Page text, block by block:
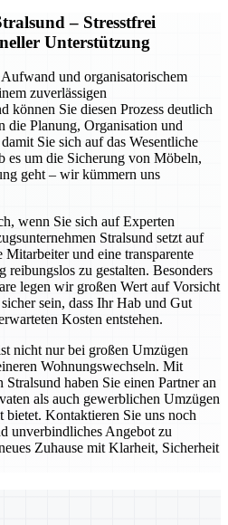
– Stresstfrei
Unterstützung
und organisatorischem
zuverlässigen
können Sie diesen Prozess deutlich
die Planung, Organisation und
Sie sich auf das Wesentliche
es um die Sicherung von Möbeln,
geht – wir kümmern uns
wenn Sie sich auf Experten
Stralsund setzt auf
und eine transparente
zu gestalten. Besonders
legen wir großen Wert auf Vorsicht
sein, dass Ihr Hab und Gut
Kosten entstehen.
nicht nur bei großen Umzügen
Wohnungswechseln. Mit
haben Sie einen Partner an
als auch gewerblichen Umzügen
Kontaktieren Sie uns noch
unverbindliches Angebot zu
Zuhause mit Klarheit, Sicherheit